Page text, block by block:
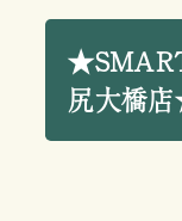
尻大橋